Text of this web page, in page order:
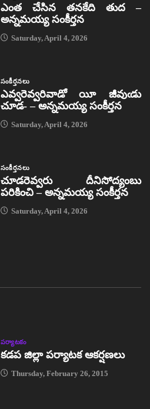
ఎంత చేసిన తనకేది తుద –
అన్నమయ్య సంకీర్తన
Saturday, April 4, 2026
సంకీర్తనలు
ఎవ్వరెవ్వరివాడో యీ జీవుఁడు
చూడ- – అన్నమయ్య సంకీర్తన
Saturday, April 4, 2026
సంకీర్తనలు
చూడరెవ్వరు దీనిసోద్యంబు
పరికించి – అన్నమయ్య సంకీర్తన
Saturday, April 4, 2026
పర్యాటకం
కడప జిల్లా పర్యాటక ఆకర్షణలు
Thursday, February 26, 2015